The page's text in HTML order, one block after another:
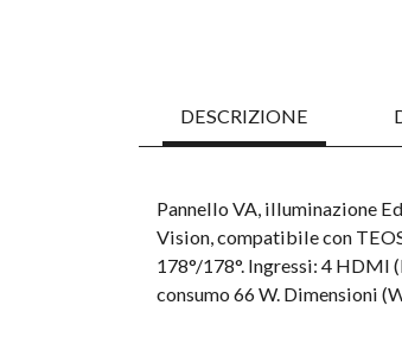
DESCRIZIONE
Pannello VA, illuminazione
Vision, compatibile con
178°/178°. Ingressi: 4 HDMI
consumo 66 W. Dimensioni